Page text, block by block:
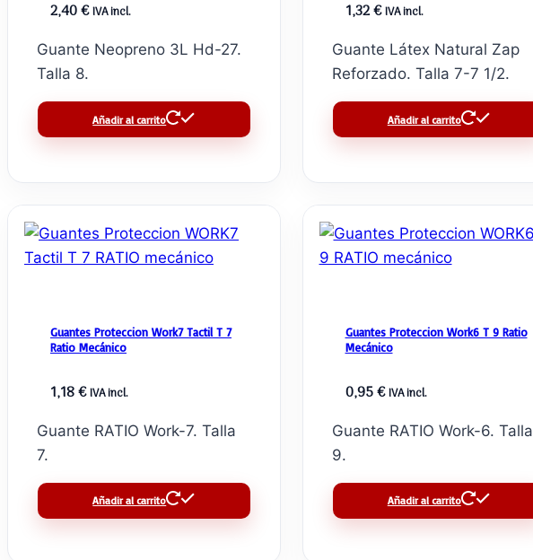
2,40€ IVA incl.
Guante Neopreno 3L Hd-27.
Talla 8.
Añadir al carrito
1,32€ IVA incl.
Guante Látex Natural Zap
Reforzado. Talla 7-7 1/2.
Añadir al carrito
Guantes Proteccion Work7 Tactil T 7
Ratio Mecánico
1,18€ IVA incl.
Guante RATIO Work-7. Talla
7.
Añadir al carrito
Guantes Proteccion Work6 T 9 Ratio
Mecánico
0,95€ IVA incl.
Guante RATIO Work-6. Talla
9.
Añadir al carrito